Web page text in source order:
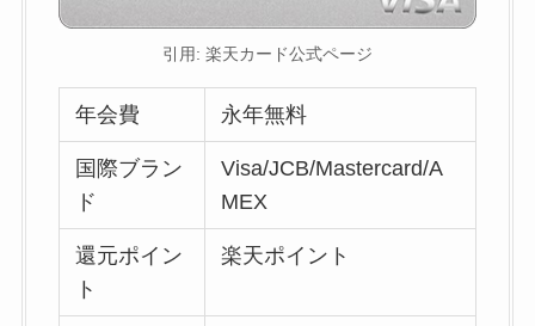
引用: 楽天カード公式ページ
年会費 永年無料
国際ブラン
ド
Visa/JCB/Mastercard/A
MEX
還元ポイン
ト
楽天ポイント